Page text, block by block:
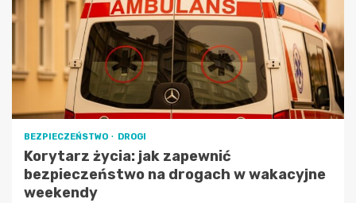
BEZPIECZEŃSTWO DROGI
Korytarz życia: jak zapewnić
bezpieczeństwo na drogach w wakacyjne
weekendy